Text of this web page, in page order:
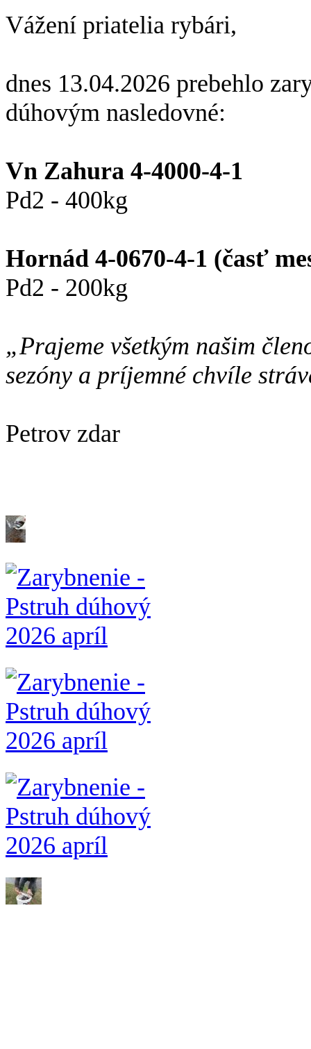
Vážení priatelia rybári,
dnes 13.04.2026 prebehlo
dúhovým nasledovné:
Vn Zahura 4-4000-4-1
Pd2 - 400kg
Hornád 4-0670-4-1 (časť
Pd2 - 200kg
„Prajeme všetkým našim
sezóny a príjemné chvíle
Petrov zdar